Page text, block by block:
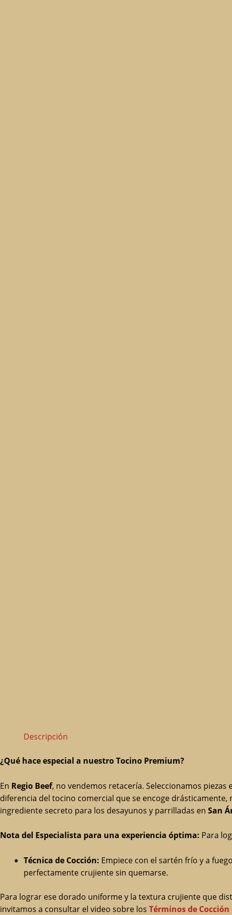
Descripción
¿Qué hace especial a nuestro Tocino Premium?
En Regio Beef, no vendemos retacería. Seleccionamos
diferencia del tocino comercial que se encoge
ingrediente secreto para los desayunos y parrilladas en San
Nota del Especialista para una experiencia óptima: Para
Técnica de Cocción: Empiece con el sartén frío y a
perfectamente crujiente sin quemarse.
Para lograr ese dorado uniforme y la textura crujiente que
invitamos a consultar el video sobre los Términos de Cocción